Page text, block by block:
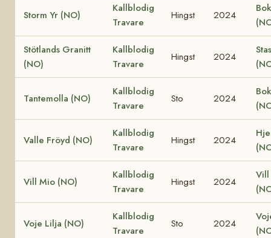
Storm Yr (NO)
Kallblodig
Travare
Hingst 2024
Stötlands Granitt
(NO)
Kallblodig
Travare
Hingst 2024
Tantemolla (NO)
Kallblodig
Travare
Sto 2024
Valle Fröyd (NO)
Kallblodig
Travare
Hingst 2024
Vill Mio (NO)
Kallblodig
Travare
Hingst 2024
Vill
Voje Lilja (NO)
Kallblodig
Travare
Sto 2024